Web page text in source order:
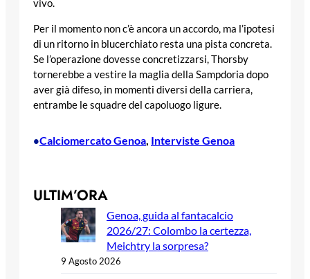
vivo.
Per il momento non c’è ancora un accordo, ma l’ipotesi
di un ritorno in blucerchiato resta una pista concreta.
Se l’operazione dovesse concretizzarsi, Thorsby
tornerebbe a vestire la maglia della Sampdoria dopo
aver già difeso, in momenti diversi della carriera,
entrambe le squadre del capoluogo ligure.
•Calciomercato Genoa, Interviste Genoa
ULTIM’ORA
Genoa, guida al fantacalcio
2026/27: Colombo la certezza,
Meichtry la sorpresa?
9 Agosto 2026